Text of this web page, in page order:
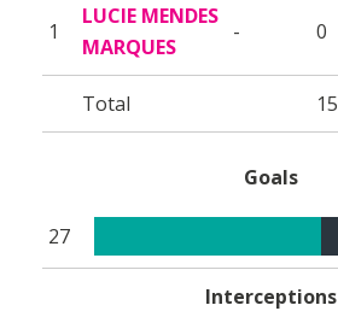
1
LUCIE MENDES
MARQUES
- 0
Total 15
Goals
27
Interceptions